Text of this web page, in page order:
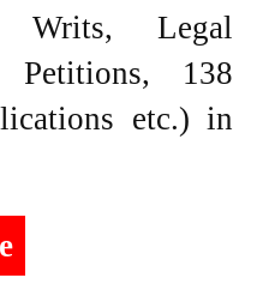
Writs, Legal
Petitions, 138
etc.) in